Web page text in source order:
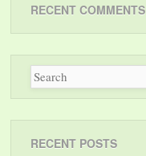
RECENT COMMENTS
RECENT POSTS